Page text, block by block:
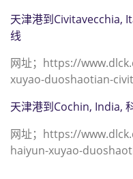
天津港到Civitavecchia,
线
网址；https://
xuyao-duoshaotian-
天津港到Cochin, India,
网址；https://
haiyun-xuyao-